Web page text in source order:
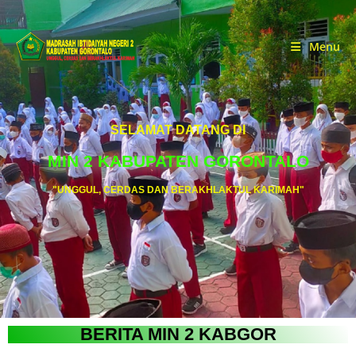
Menu
SELAMAT DATANG DI
MIN 2 KABUPATEN GORONTALO
"UNGGUL, CERDAS DAN BERAKHLAKTUL KARIMAH"
BERITA MIN 2 KABGOR